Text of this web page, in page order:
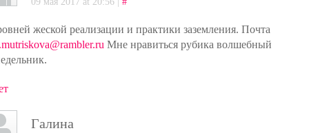
жеской реализации и практики заземления. Почта
Мне нравиться рубика волшебный
Галина